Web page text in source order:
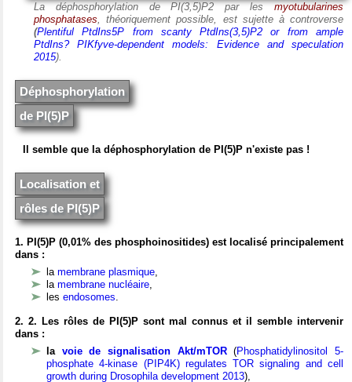
La déphosphorylation de PI(3,5)P2 par lesmyotubularines
phosphatases, théoriquement possible, est sujette à controverse
(Plentiful PtdIns5P from scanty PtdIns(3,5)P2 or from ample
PtdIns? PIKfyve-dependent models: Evidence and speculation
2015).
Déphosphorylation
de PI(5)P
Il semble que la déphosphorylation de PI(5)P n'existe pas !
Localisation et
rôles de PI(5)P
1. PI(5)P (0,01% des phosphoinositides) est localisé principalement
dans :
la membrane plasmique,
la membrane nucléaire,
les endosomes.
2. 2. Les rôles de PI(5)P sont mal connus et il semble intervenir
dans :
la voie de signalisation Akt/mTOR(Phosphatidylinositol 5-
phosphate 4-kinase (PIP4K) regulates TOR signaling and cell
growth during Drosophila development 2013),